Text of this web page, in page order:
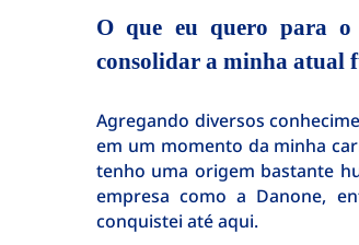
O que eu quero para o
consolidar a minha atual
Agregando diversos
em um momento da minha
tenho uma origem bastante
empresa como a Danone,
conquistei até aqui.